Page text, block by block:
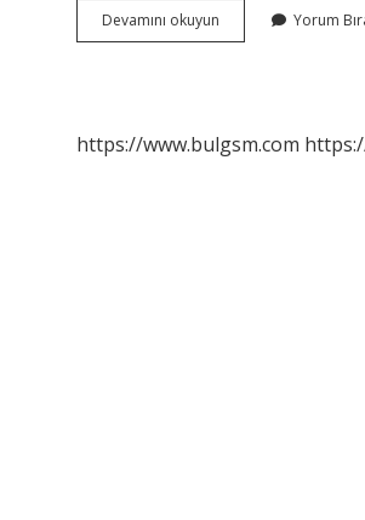
Devamını okuyun
Ağırlık
Yorum
https://www.bulgsm.com